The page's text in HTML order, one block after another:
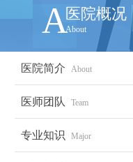
A医院概况
About
医院简介 About
医师团队 Team
专业知识 Major